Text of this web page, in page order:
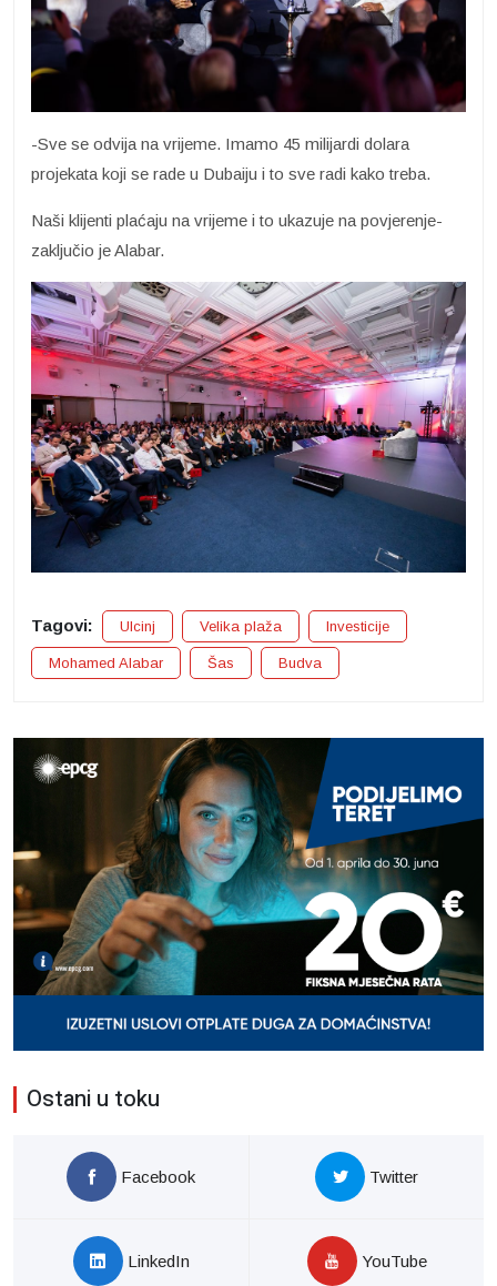
-Sve se odvija na vrijeme. Imamo 45 milijardi dolara
projekata koji se rade u Dubaiju i to sve radi kako treba.
Naši klijenti plaćaju na vrijeme i to ukazuje na povjerenje-
zaključio je Alabar.
Tagovi: Ulcinj Velika plaža Investicije
Mohamed Alabar Šas Budva
Ostani u toku
Facebook Twitter
LinkedIn YouTube